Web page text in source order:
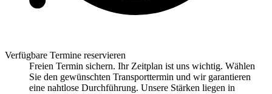
Verfügbare Termine reservieren
Freien Termin sichern. Ihr Zeitplan ist uns wichtig. Wählen
Sie den gewünschten Transporttermin und wir garantieren
eine nahtlose Durchführung. Unsere Stärken liegen in